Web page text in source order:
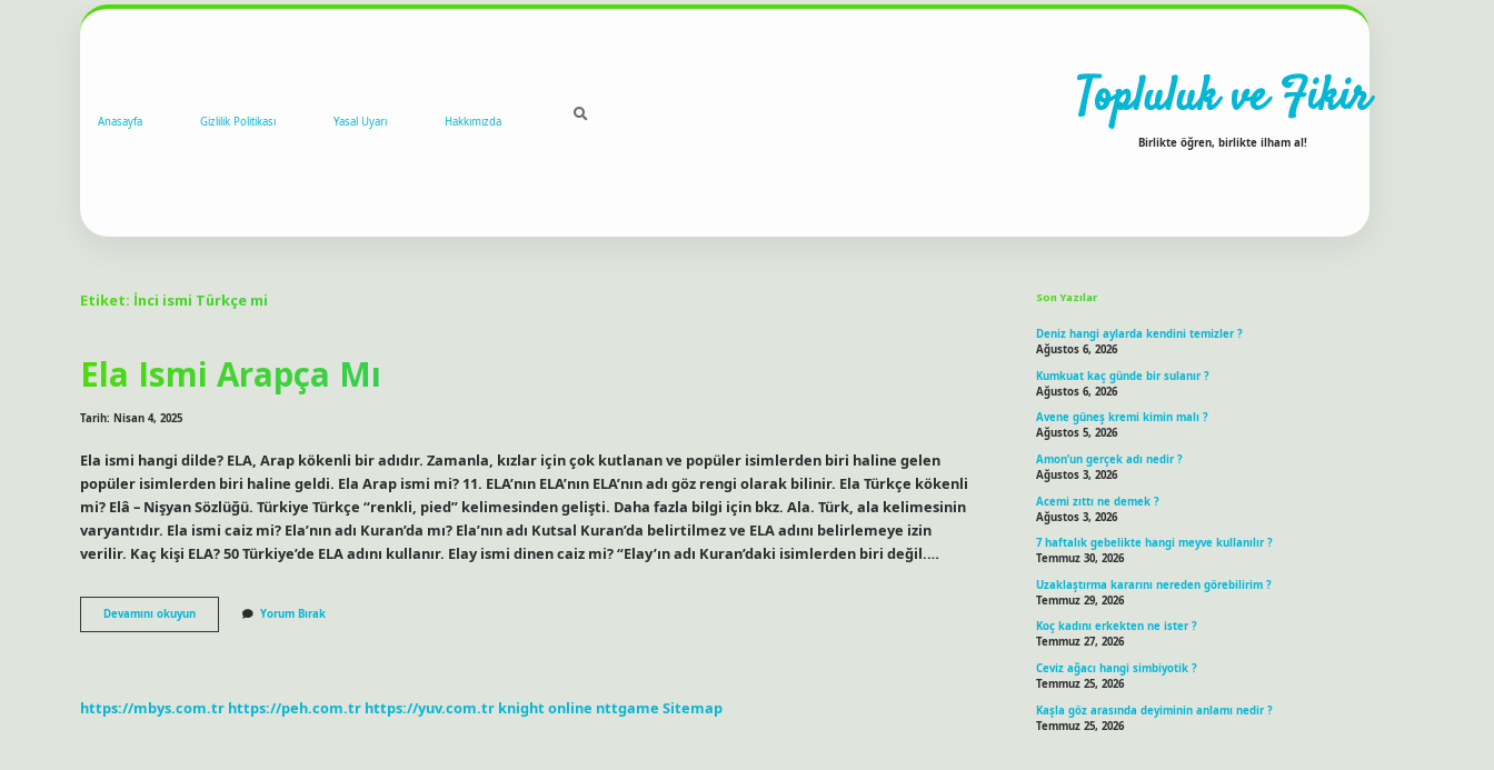
Anasayfa Gizlilik Politikası Yasal Uyarı Hakkımızda Topluluk ve Fikir
Birlikte öğren, birlikte ilham al!
Etiket: İnci ismi Türkçe mi
Ela Ismi Arapça Mı
Tarih: Nisan 4, 2025
Ela ismi hangi dilde? ELA, Arap kökenli bir adıdır. Zamanla, kızlar için çok kutlanan ve popüler isimlerden biri haline gelen
popüler isimlerden biri haline geldi. Ela Arap ismi mi? 11. ELA’nın ELA’nın ELA’nın adı göz rengi olarak bilinir. Ela Türkçe kökenli
mi? Elâ – Nişyan Sözlüğü. Türkiye Türkçe “renkli, pied” kelimesinden gelişti. Daha fazla bilgi için bkz. Ala. Türk, ala kelimesinin
varyantıdır. Ela ismi caiz mi? Ela’nın adı Kuran’da mı? Ela’nın adı Kutsal Kuran’da belirtilmez ve ELA adını belirlemeye izin
verilir. Kaç kişi ELA? 50 Türkiye’de ELA adını kullanır. Elay ismi dinen caiz mi? “Elay’ın adı Kuran’daki isimlerden biri değil.…
Devamını okuyunEla
Ismi
Yorum Bırak
https://mbys.com.tr https://peh.com.tr https://yuv.com.tr knight online nttgame Sitemap
Son Yazılar
Deniz hangi aylarda kendini temizler ?
Ağustos 6, 2026
Kumkuat kaç günde bir sulanır ?
Ağustos 6, 2026
Avene güneş kremi kimin malı ?
Ağustos 5, 2026
Amon’un gerçek adı nedir ?
Ağustos 3, 2026
Acemi zıttı ne demek ?
Ağustos 3, 2026
7 haftalık gebelikte hangi meyve kullanılır ?
Temmuz 30, 2026
Uzaklaştırma kararını nereden görebilirim ?
Temmuz 29, 2026
Koç kadını erkekten ne ister ?
Temmuz 27, 2026
Ceviz ağacı hangi simbiyotik ?
Temmuz 25, 2026
Kaşla göz arasında deyiminin anlamı nedir ?
Temmuz 25, 2026